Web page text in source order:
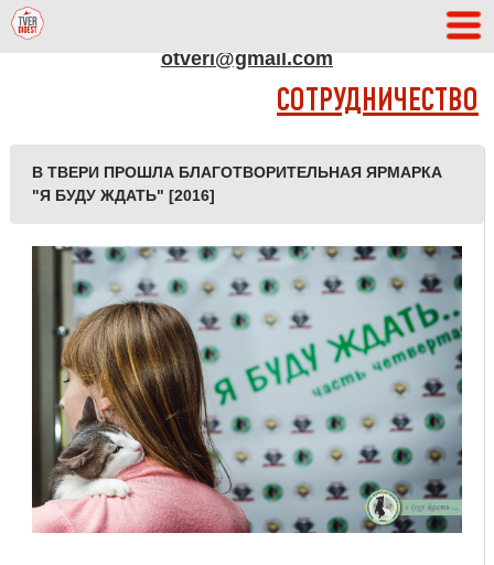
otveri@gmail.com
СОТРУДНИЧЕСТВО
В ТВЕРИ ПРОШЛА БЛАГОТВОРИТЕЛЬНАЯ ЯРМАРКА
"Я БУДУ ЖДАТЬ" [2016]